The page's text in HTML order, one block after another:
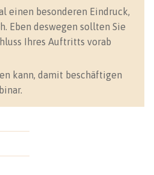
einen besonderen Eindruck,
Eben deswegen sollten Sie
Ihres Auftritts vorab
kann, damit beschäftigen